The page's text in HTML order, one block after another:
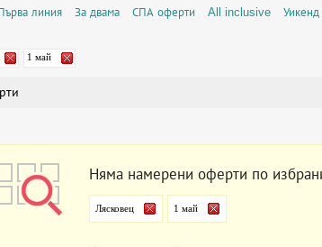
линия За двама СПА оферти All inclusive Уикенд
1 май
Няма намерени оферти по
Лясковец 1 май